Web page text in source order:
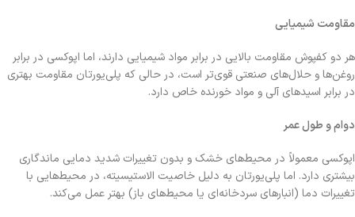
مقاومت شیمیایی
هر دو کفپوش مقاومت بالایی در برابر مواد شیمیایی دارند، اما اپوکسی در برابر
روغن‌ها و حلال‌های صنعتی قوی‌تر است، در حالی که پلی‌یورتان مقاومت بهتری
در برابر اسیدهای آلی و مواد خورنده خاص دارد.
دوام و طول عمر
اپوکسی معمولاً در محیط‌های خشک و بدون تغییرات شدید دمایی ماندگاری
بیشتری دارد. اما پلی‌یورتان به دلیل خاصیت الاستیسیته، در محیط‌هایی با
تغییرات دما (انبارهای سردخانه‌ای یا محیط‌های باز) بهتر عمل می‌کند.